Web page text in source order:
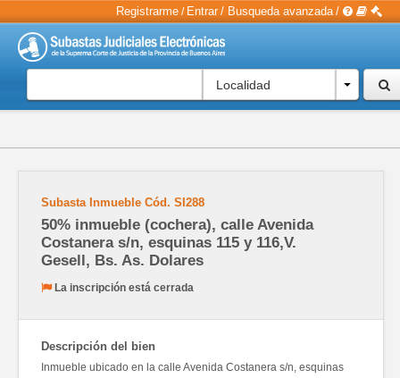
Registrarme / Entrar / Busqueda avanzada /
Localidad
Subasta Inmueble Cód. SI288
50% inmueble (cochera), calle Avenida
Costanera s/n, esquinas 115 y 116,V.
Gesell, Bs. As. Dolares
La inscripción está cerrada
Descripción del bien
Inmueble ubicado en la calle Avenida Costanera s/n, esquinas